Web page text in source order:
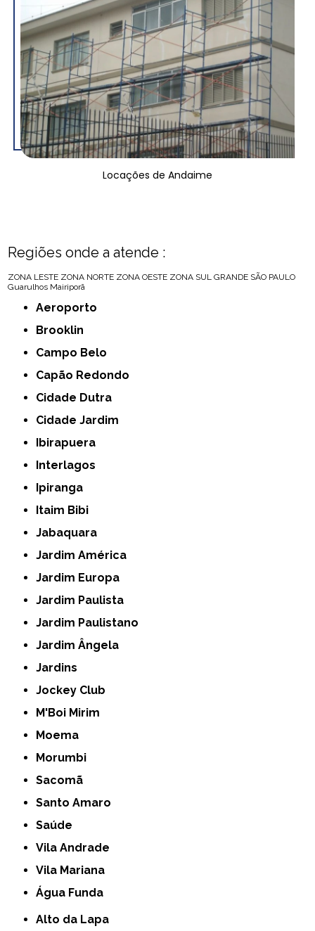
Locações de Andaime
Regiões onde a atende :
ZONA LESTE ZONA NORTE ZONA OESTE ZONA SUL GRANDE SÃO PAULO
Guarulhos Mairiporã
Aeroporto
Brooklin
Campo Belo
Capão Redondo
Cidade Dutra
Cidade Jardim
Ibirapuera
Interlagos
Ipiranga
Itaim Bibi
Jabaquara
Jardim América
Jardim Europa
Jardim Paulista
Jardim Paulistano
Jardim Ângela
Jardins
Jockey Club
M'Boi Mirim
Moema
Morumbi
Sacomã
Santo Amaro
Saúde
Vila Andrade
Vila Mariana
Água Funda
Alto da Lapa